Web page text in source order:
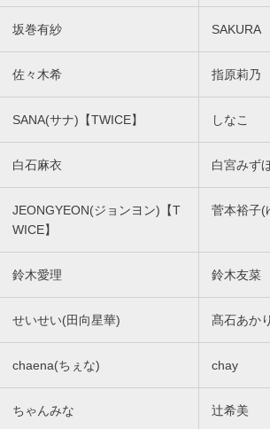
坂巻有紗 SAKURA
佐々木希 指原莉乃
SANA(サナ)【TWICE】 しなこ
白石麻衣 白宮みず
JEONGYEON(ジョンヨン)【T
WICE】
菅本裕子(
鈴木愛理 鈴木友菜
せいせい(田向星華) 髙石あかり
chaena(ちぇな) chay
ちゃんみな 辻希美